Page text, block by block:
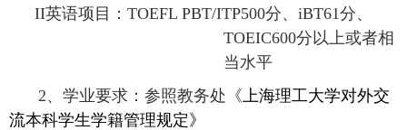
II英语项目： TOEFL PBT/ITP500分、 iBT61分、
TOEIC600分以上或者相
当水平
2、学业要求：参照教务处《上海理工大学对外交
流本科学生学籍管理规定》